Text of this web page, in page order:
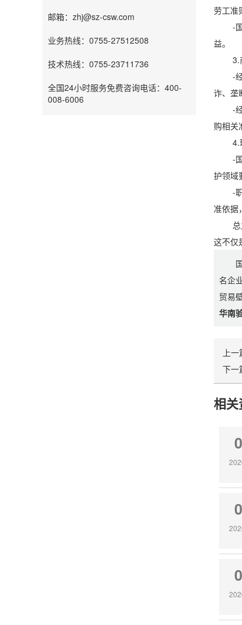
邮箱：zhj@sz-csw.com
业务热线：0755-27512508
技术热线：0755-23711736
全国24小时服务免费咨询电话：400-
008-6006
劳工准
-国际
益。
3.商
-经合
诈、垄
-经济
购相关
4.环
-国际
护领域
-职业
准依据
总之
这不仅
名企
贸易
华南
上一
下一
相